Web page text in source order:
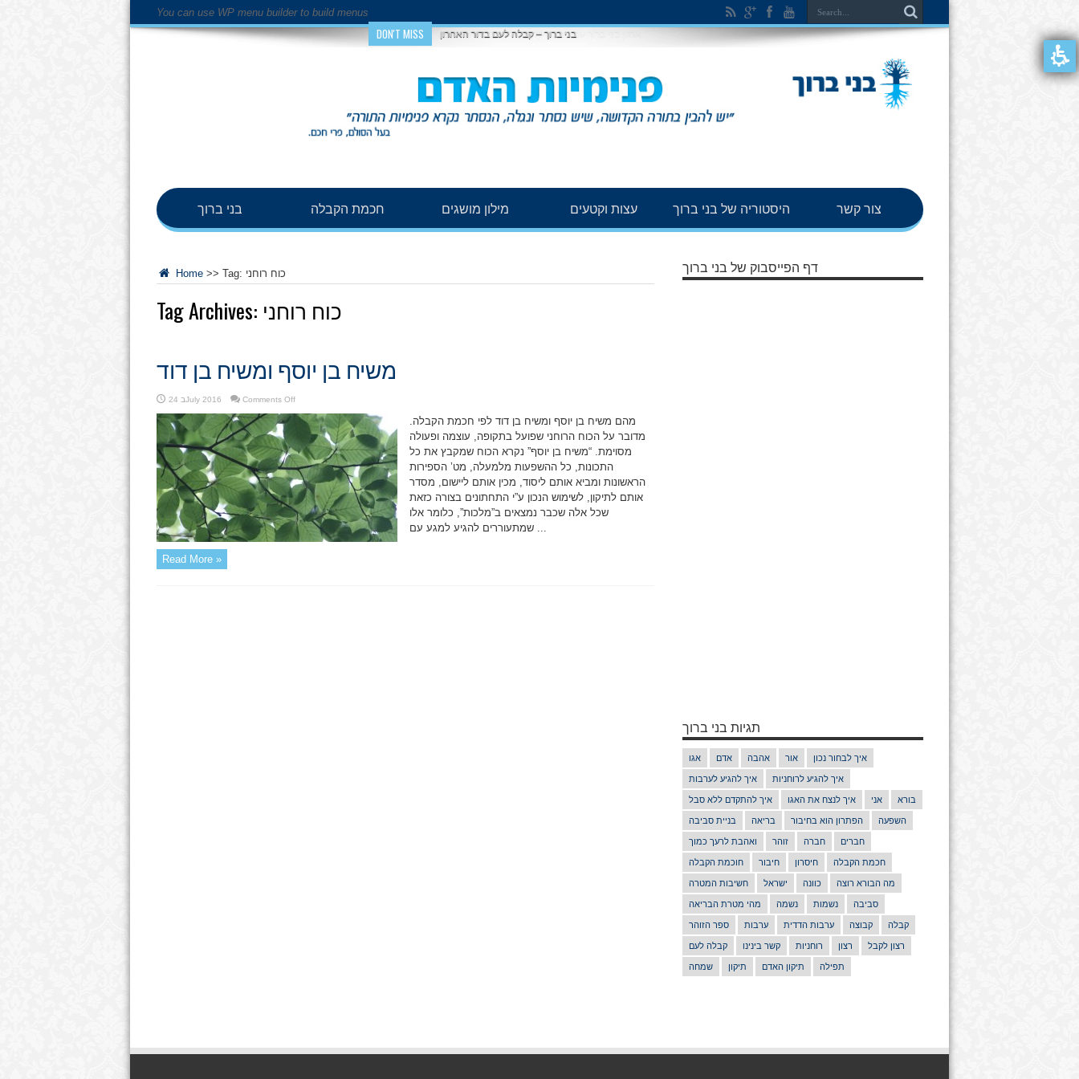
You can use WP menu builder to build menus
DON'T MISS בני ברוך – קבלה לעם בדור האחרון
בני ברוך חכמת הקבלה מילון מושגים עצות וקטעים היסטוריה של בני ברוך צור קשר
Home >> Tag: כוח רוחני
Tag Archives: כוח רוחני
משיח בן יוסף ומשיח בן דוד
24 בJuly 2016 Comments Offon
בן
יוסף
ומשיח
דוד
מהם משיח בן יוסף ומשיח בן דוד לפי חכמת הקבלה.
מדובר על הכוח הרוחני שפועל בתקופה, עוצמה ופעולה
מסוימת. “משיח בן יוסף” נקרא הכוח שמקבץ את כל
התכונות, כל ההשפעות מלמעלה, מט’ הספירות
הראשונות ומביא אותם ליסוד, מכין אותם ליישום, מסדר
אותם לתיקון, לשימוש הנכון ע”י התחתונים בצורה כזאת
שכל אלה שכבר נמצאים ב”מלכות”, כלומר אלו
שמתעוררים להגיע למגע עם ...
Read More »
דף הפייסבוק של בני ברוך
תגיות בני ברוך
אגו אדם אהבה אור איך לבחור נכון
איך להגיע לערבות איך להגיע לרוחניות
איך להתקדם ללא סבל איך לנצח את האגו אני בורא
בניית סביבה בריאה הפתרון הוא בחיבור השפעה
ואהבת לרעך כמוך זוהר חברה חברים
חוכמת הקבלה חיבור חיסרון חכמת הקבלה
חשיבות המטרה ישראל כוונה מה הבורא רוצה
מהי מטרת הבריאה נשמה נשמות סביבה
ספר הזוהר ערבות ערבות הדדית קבוצה קבלה
קבלה לעם קשר בינינו רוחניות רצון רצון לקבל
שמחה תיקון תיקון האדם תפילה